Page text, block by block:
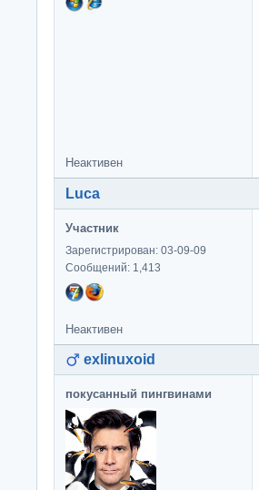
Неактивен
Luca
Участник
Зарегистрирован: 03-09-09
Сообщений: 1,413
Неактивен
exlinuxoid
покусанный пингвинами